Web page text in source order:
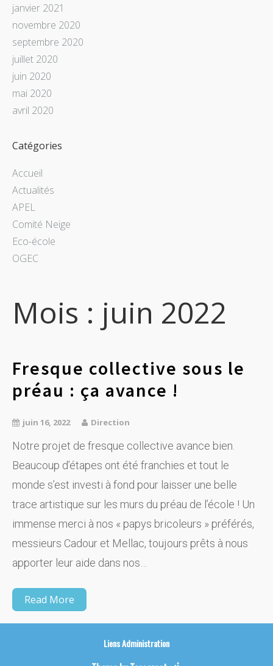
janvier 2021
novembre 2020
septembre 2020
juillet 2020
juin 2020
mai 2020
avril 2020
Catégories
Accueil
Actualités
APEL
Comité Neige
Eco-école
OGEC
Mois : juin 2022
Fresque collective sous le
préau : ça avance !
juin 16, 2022 Direction
Notre projet de fresque collective avance bien.
Beaucoup d’étapes ont été franchies et tout le
monde s’est investi à fond pour laisser une belle
trace artistique sur les murs du préau de l’école ! Un
immense merci à nos « papys bricoleurs » préférés,
messieurs Cadour et Mellac, toujours prêts à nous
apporter leur aide dans nos…
Read More
LiensAdministration